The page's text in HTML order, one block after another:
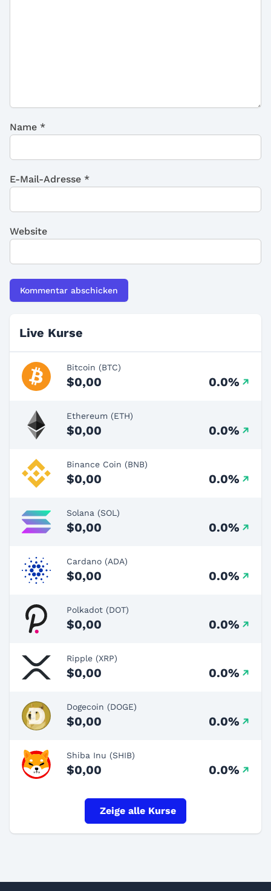
Name *
E-Mail-Adresse *
Website
Live Kurse
Bitcoin (BTC)
$0,00 0.0%
Ethereum (ETH)
$0,00 0.0%
Binance Coin (BNB)
$0,00 0.0%
Solana (SOL)
$0,00 0.0%
Cardano (ADA)
$0,00 0.0%
Polkadot (DOT)
$0,00 0.0%
Ripple (XRP)
$0,00 0.0%
Dogecoin (DOGE)
$0,00 0.0%
Shiba Inu (SHIB)
$0,00 0.0%
Zeige alle Kurse